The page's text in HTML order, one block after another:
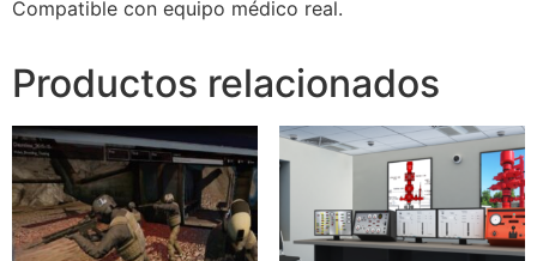
Compatible con equipo médico real.
Productos relacionados